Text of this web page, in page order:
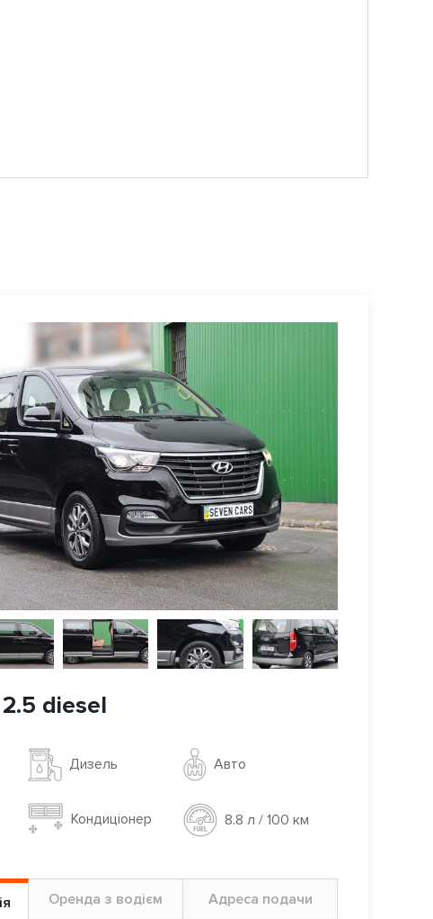
diesel
Дизель Авто
Кондиціонер 8.8 л / 100 км
Оренда з водієм Адреса подачи